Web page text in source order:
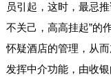
员引起，这时，最忌
不关己，高高挂起”的
怀疑酒店的管理，从
发挥中介功能，由收